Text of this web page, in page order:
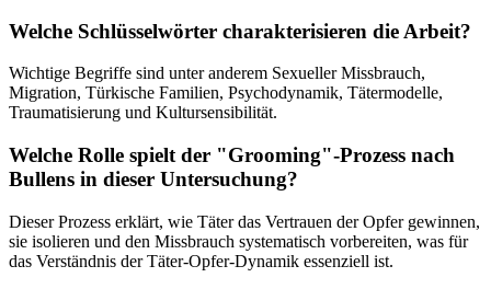
Welche Schlüsselwörter charakterisieren die Arbeit?
Wichtige Begriffe sind unter anderem Sexueller Missbrauch,
Migration, Türkische Familien, Psychodynamik, Tätermodelle,
Traumatisierung und Kultursensibilität.
Welche Rolle spielt der "Grooming"-Prozess nach
Bullens in dieser Untersuchung?
Dieser Prozess erklärt, wie Täter das Vertrauen der Opfer gewinnen,
sie isolieren und den Missbrauch systematisch vorbereiten, was für
das Verständnis der Täter-Opfer-Dynamik essenziell ist.